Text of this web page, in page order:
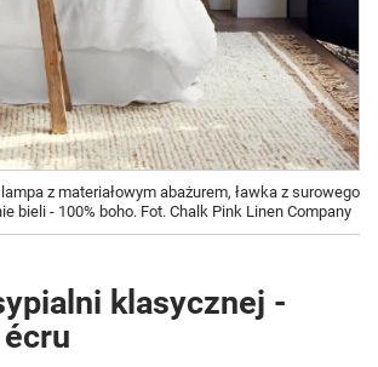
z materiałowym abażurem, ławka z surowego
bieli - 100% boho. Fot. Chalk Pink Linen Company
klasycznej -